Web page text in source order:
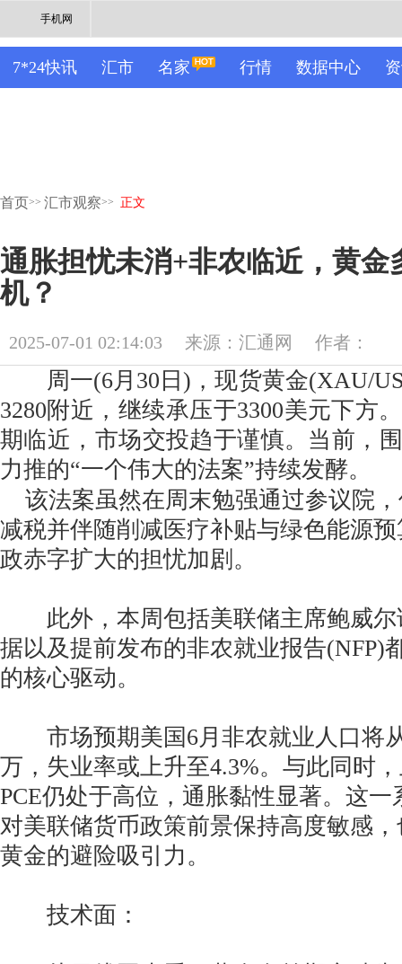
手机网
7*24快讯 汇市 名家 行情 数据中心
首页>> 汇市观察>> 正文
通胀担忧未消+非农临近，黄金
机？
2025-07-01 02:14:03 来源：汇通网 作者：
周一(6月30日)，现货黄金(XAU/
3280附近，继续承压于3300美元下方
期临近，市场交投趋于谨慎。当前，
力推的“一个伟大的法案”持续发酵。
该法案虽然在周末勉强通过参议院
减税并伴随削减医疗补贴与绿色能源
政赤字扩大的担忧加剧。
此外，本周包括美联储主席鲍威尔
据以及提前发布的非农就业报告(NFP)
的核心驱动。
市场预期美国6月非农就业人口将
万，失业率或上升至4.3%。与此同时
PCE仍处于高位，通胀黏性显著。这
对美联储货币政策前景保持高度敏感
黄金的避险吸引力。
技术面：